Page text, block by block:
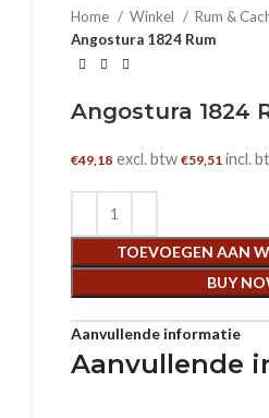
Home Winkel
Rum &
Angostura 1824 Rum
Angostura 1824
€49,18 excl. btw €59,51 incl.
TOEVOEGEN AAN
BUY
Aanvullende informatie
Aanvullende